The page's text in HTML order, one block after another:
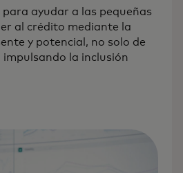
ayudar a las pequeñas
al crédito mediante la
y potencial, no solo de
impulsando la inclusión